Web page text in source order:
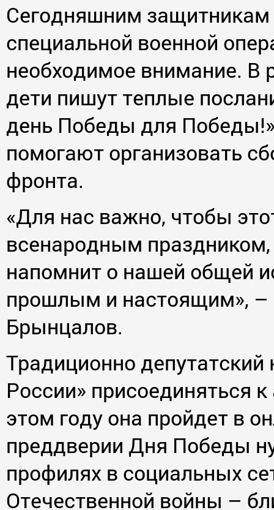
Сегодняшним защитникам
специальной военной
необходимое внимание. В
дети пишут теплые
день Победы для
помогают организовать
фронта.
«Для нас важно, чтобы
всенародным
напомнит о нашей общей
прошлым и настоящим», –
Брынцалов.
Традиционно
России» присоединяться
этом году она пройдет в
преддверии Дня Победы
профилях в социальных
Отечественной войны –